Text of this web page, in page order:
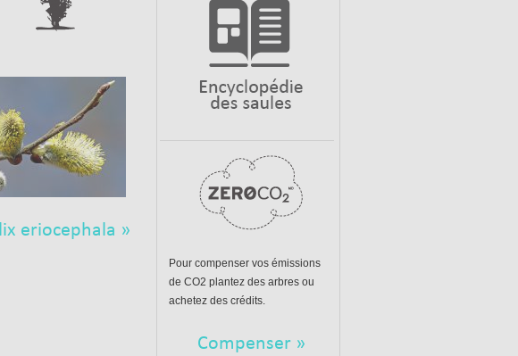
eriocephala »
Pour compenser vos émissions
de CO2 plantez des arbres ou
achetez des crédits.
Compenser »